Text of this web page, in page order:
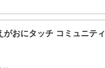
がおにタッチ コミュニティ